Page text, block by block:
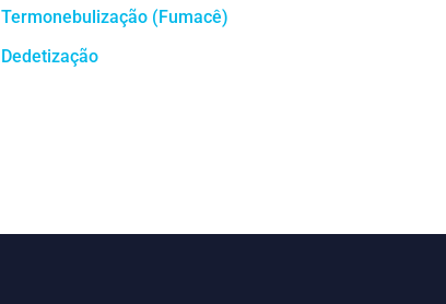
Termonebulização (Fumacê)
Dedetização